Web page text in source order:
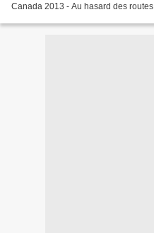
Canada 2013 - Au hasard des routes